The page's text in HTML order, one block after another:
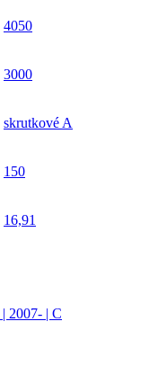
4050
3000
skrutkové A
150
16,91